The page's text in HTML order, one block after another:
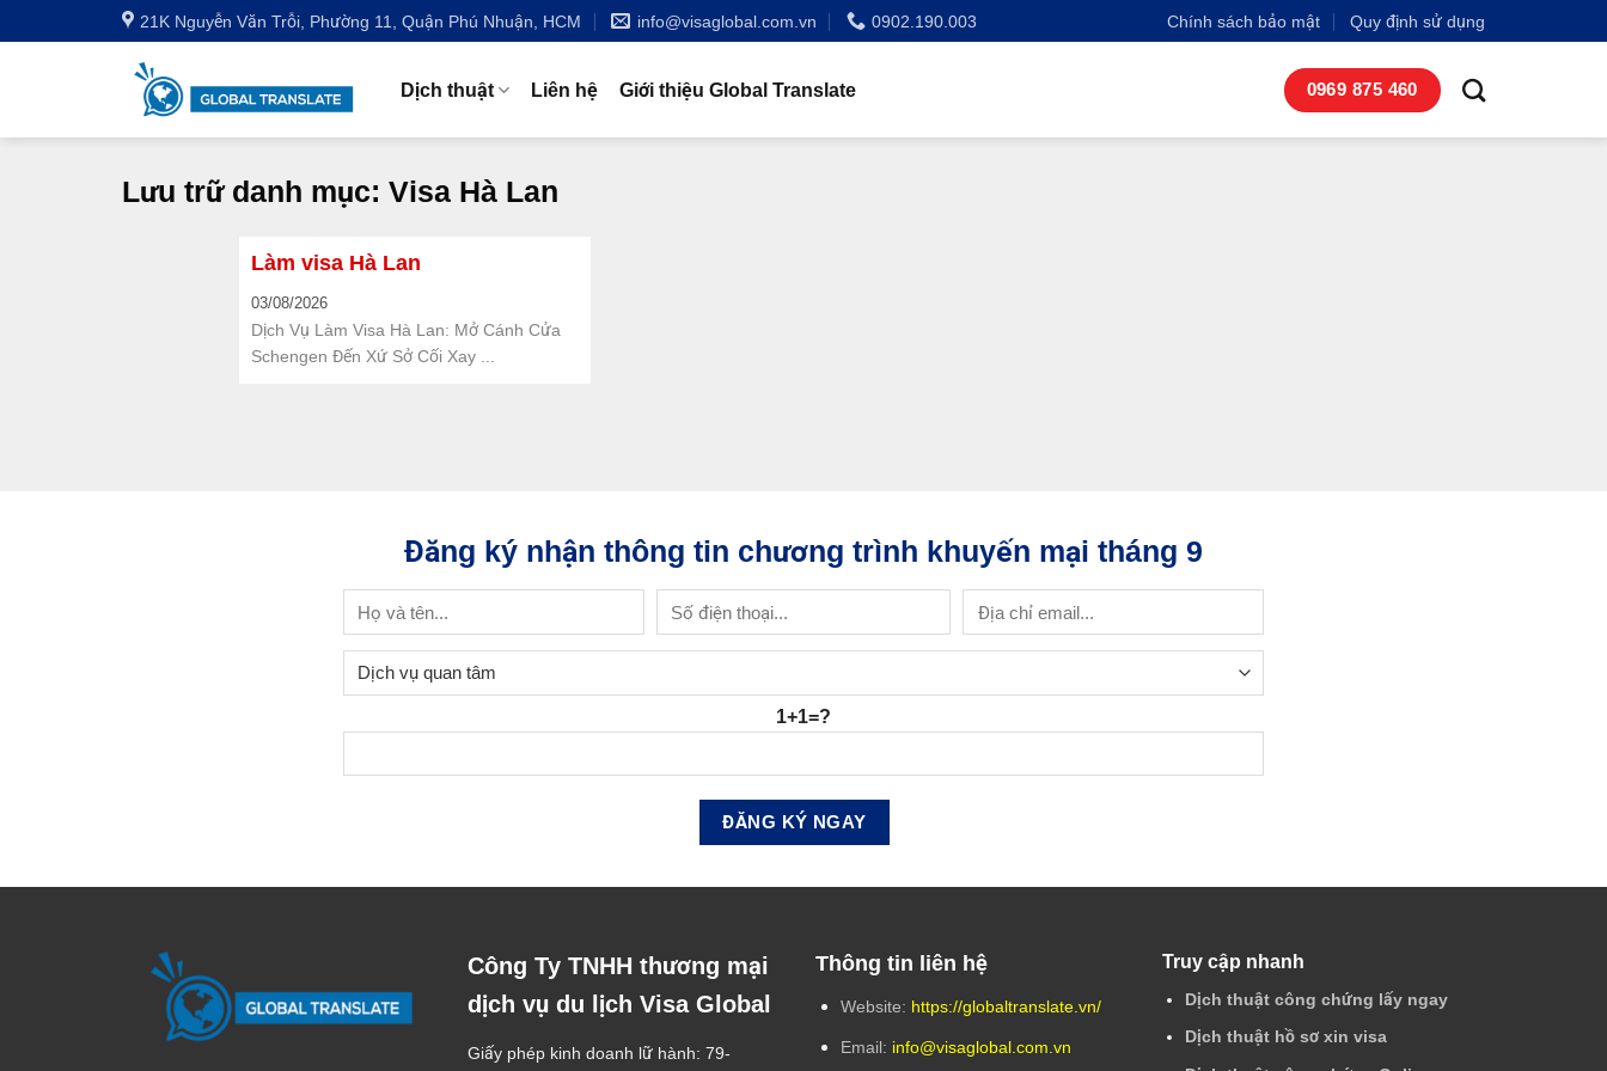
21K Nguyễn Văn Trỗi, Phường 11, Quận Phú Nhuận, HCM info@visaglobal.com.vn 0902.190.003 Chính sách bảo mật Quy định sử dụng
Dịch thuật Liên hệ Giới thiệu Global Translate 0969 875 460
Lưu trữ danh mục: Visa Hà Lan
Làm visa Hà Lan
03/08/2026
Dịch Vụ Làm Visa Hà Lan: Mở Cánh Cửa
Schengen Đến Xứ Sở Cối Xay ...
Đăng ký nhận thông tin chương trình khuyến mại tháng 9
1+1=?
Công Ty TNHH thương mại
dịch vụ du lịch Visa Global
Giấy phép kinh doanh lữ hành: 79-
Thông tin liên hệ
Website: https://globaltranslate.vn/
Email: info@visaglobal.com.vn
Truy cập nhanh
Dịch thuật công chứng lấy ngay
Dịch thuật hồ sơ xin visa